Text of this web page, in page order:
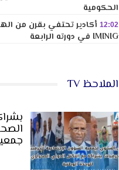
الحكومية
12:02 أكادير تحتفي بقرن من
IMINIG في دورته الرابعة
الملاحظ TV